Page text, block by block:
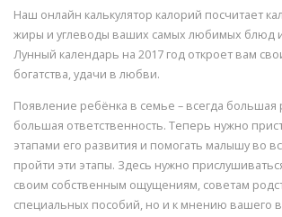
Наш онлайн калькулятор калорий посчитает
жиры и углеводы ваших самых любимых блюд
Лунный календарь на 2017 год откроет вам
богатства, удачи в любви.
Появление ребёнка в семье – всегда большая
большая ответственность. Теперь нужно
этапами его развития и помогать малышу во
пройти эти этапы. Здесь нужно
своим собственным ощущениям, советам
специальных пособий, но и к мнению вашего